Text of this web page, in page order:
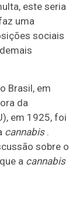
este seria
uma
sociais
Brasil, em
da
em 1925, foi
cannabis.
sobre o
a cannabis